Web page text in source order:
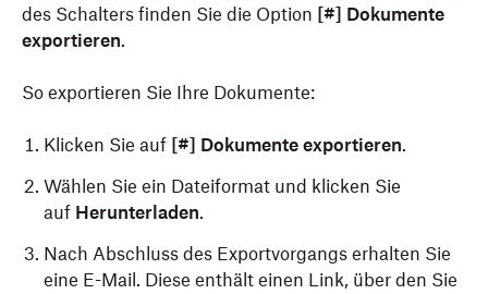
des Schalters finden Sie die Option [#] Dokumente
exportieren.
So exportieren Sie Ihre Dokumente:
Klicken Sie auf [#] Dokumente exportieren.
Wählen Sie ein Dateiformat und klicken Sie
auf Herunterladen.
Nach Abschluss des Exportvorgangs erhalten Sie
eine E-Mail. Diese enthält einen Link, über den Sie